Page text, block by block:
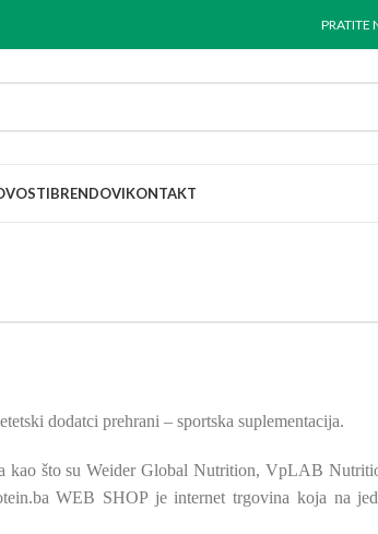
PRATITE
BRENDOVIKONTAKT
dodatci prehrani – sportska suplementacija.
kao što su Weider Global Nutrition, VpLAB
WEB SHOP je internet trgovina koja na